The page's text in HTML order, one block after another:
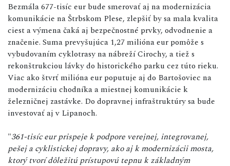
Bezmála 677-tisíc eur bude smerovať aj na modernizácia
komunikácie na Štrbskom Plese, zlepšiť by sa mala kvalita
ciest a výmena čaká aj bezpečnostné prvky, odvodnenie a
značenie. Suma prevyšujúca 1,27 milióna eur pomôže s
vybudovaním cyklotrasy na nábreží Cirochy, a tiež s
rekonštrukciou lávky do historického parku cez túto rieku.
Viac ako štvrť milióna eur poputuje aj do Bartošoviec na
modernizáciu chodníka a miestnej komunikácie k
železničnej zastávke. Do dopravnej infraštruktúry sa bude
investovať aj v Lipanoch.
"361-tisíc eur prispeje k podpore verejnej, integrovanej,
pešej a cyklistickej dopravy, ako aj k modernizácii mosta,
ktorý tvorí dôležitú prístupovú tepnu k základným